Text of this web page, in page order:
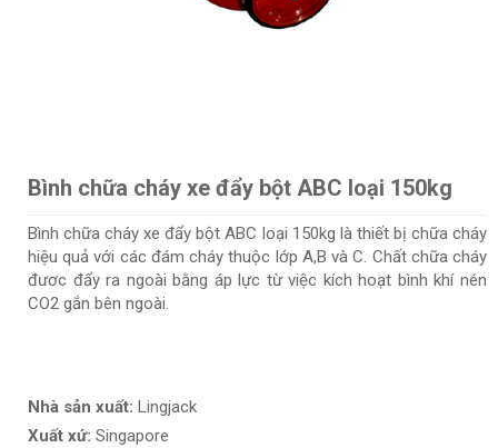
Bình chữa cháy xe đẩy bột ABC loại 150kg
Bình chữa cháy xe đẩy bột ABC loại 150kg là thiết bị chữa cháy
hiệu quả với các đám cháy thuộc lớp A,B và C. Chất chữa cháy
đươc đẩy ra ngoài bằng áp lực từ việc kích hoạt bình khí nén
CO2 gắn bên ngoài.
Nhà sản xuất: Lingjack
Xuất xứ: Singapore